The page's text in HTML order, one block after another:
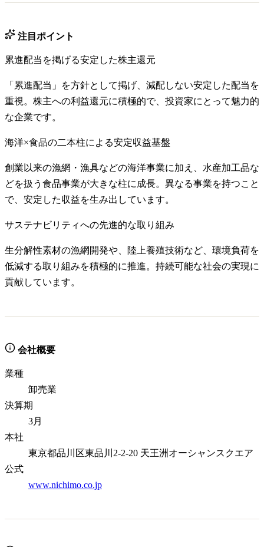
注目ポイント
累進配当を掲げる安定した株主還元
「累進配当」を方針として掲げ、減配しない安定した配当を
重視。株主への利益還元に積極的で、投資家にとって魅力的
な企業です。
海洋×食品の二本柱による安定収益基盤
創業以来の漁網・漁具などの海洋事業に加え、水産加工品な
どを扱う食品事業が大きな柱に成長。異なる事業を持つこと
で、安定した収益を生み出しています。
サステナビリティへの先進的な取り組み
生分解性素材の漁網開発や、陸上養殖技術など、環境負荷を
低減する取り組みを積極的に推進。持続可能な社会の実現に
貢献しています。
会社概要
業種
卸売業
決算期
3月
本社
東京都品川区東品川2-2-20 天王洲オーシャンスクエア
公式
www.nichimo.co.jp